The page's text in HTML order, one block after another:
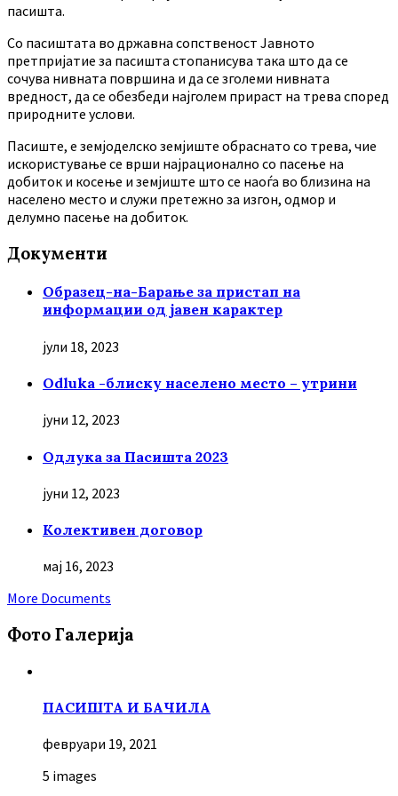
пасишта.
Co пасиштата во државна сопственост Јавното
претпријатие за пасишта стопанисува така што да се
сочува нивната површина и да се зголеми нивната
вредност, да се обезбеди најголем прираст на трева според
природните услови.
Пасиште, е земјоделско земјиште обраснато со трева, чие
искористување се врши најрационално со пасење на
добиток и косење и земјиште што се наоѓа во близина на
населено место и служи претежно за изгон, одмор и
делумно пасење на добиток.
Документи
Образец-на-Барање за пристап на
информации од јавен карактер
јули 18, 2023
Odluka -блиску населено место – утрини
јуни 12, 2023
Oдлука за Пасишта 2023
јуни 12, 2023
Колективен договор
мај 16, 2023
More Documents
Фото Галерија
ПАСИШТА И БАЧИЛА
февруари 19, 2021
5 images